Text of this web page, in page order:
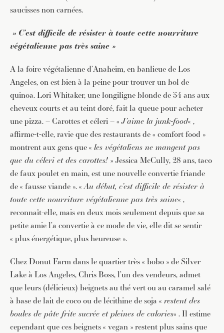
saucisses non carnées.
» C’est difficile de résister à toute cette nourriture
végétalienne pas très saine »
A la foire végétalienne d’Anaheim, en banlieue de Los
Angeles, on est bien à la peine pour trouver un bol de
quinoa. Lori Whitaker, une longiligne blonde de 54 ans aux
cheveux courts et au teint doré, fait la queue pour acheter
une pizza. – Carottes et céleri – «J’aime la junk-food« ,
affirme-t-elle, ravie que des restaurants de « comfort food »
montrent aux gens que « les végétaliens ne mangent pas
que du céleri et des carottes! » Jessica McCully, 28 ans, taco
de faux poulet en main, est une nouvelle convertie friande
de « fausse viande ». «Au début, c’est difficile de résister à
toute cette nourriture végétalienne pas très saine« ,
reconnaît-elle, mais en deux mois seulement depuis que sa
petite amie l’a convertie à ce mode de vie, elle dit se sentir
« plus énergétique, plus heureuse ».
Chez Donut Farm dans le quartier très « bobo » de Silver
Lake à Los Angeles, Chris Boss, l’un des vendeurs, admet
que leurs (délicieux) beignets au thé vert ou au caramel salé
à base de lait de coco ou de lécithine de soja « restent des
boules de pâte frite sucrée et pleines de calories« . Il estime
cependant que ces beignets « vegan » restent plus sains que